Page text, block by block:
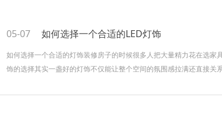
05-07 如何选择一个合适的LED灯饰
如何选择一个合适的灯饰装修房子的时候很多人把大量精力花在选家
饰的选择其实一盏好的灯饰不仅能让整个空间的氛围感拉满还直接关
饰的第一步不是看外观好不好看而是要想清楚这盏灯装在哪里客厅卧